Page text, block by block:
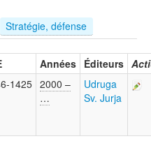
Stratégie, défense
Années Éditeurs
1425 2000 –
…
Udruga
Sv. Jurja